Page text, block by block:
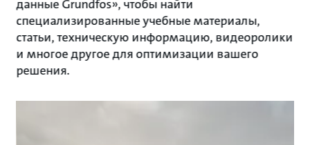
данные Grundfos», чтобы найти
специализированные учебные материалы,
статьи, техническую информацию, видеоролики
и многое другое для оптимизации вашего
решения.